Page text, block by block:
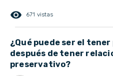
remove_red_eye 671 vistas
¿Qué puede ser el
después de tener
preservativo?